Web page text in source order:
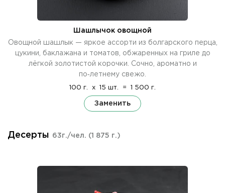
Шашлычок овощной
Овощной шашлык — яркое ассорти из болгарского перца,
цукини, баклажана и томатов, обжаренных на гриле до
лёгкой золотистой корочки. Сочно, ароматно и
по‑летнему свежо.
100 г. x 15 шт. = 1 500 г.
Заменить
Десерты 63г./чел. (1 875 г.)